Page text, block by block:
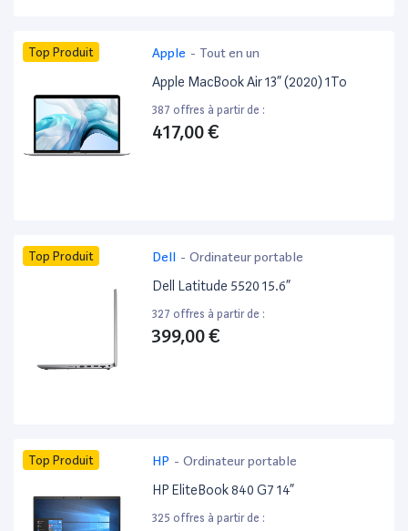
Top Produit Apple - Tout en un
Apple MacBook Air 13” (2020) 1To
387 offres à partir de :
417,00 €
Top Produit Dell - Ordinateur portable
Dell Latitude 5520 15.6”
327 offres à partir de :
399,00 €
Top Produit HP - Ordinateur portable
HP EliteBook 840 G7 14”
325 offres à partir de :